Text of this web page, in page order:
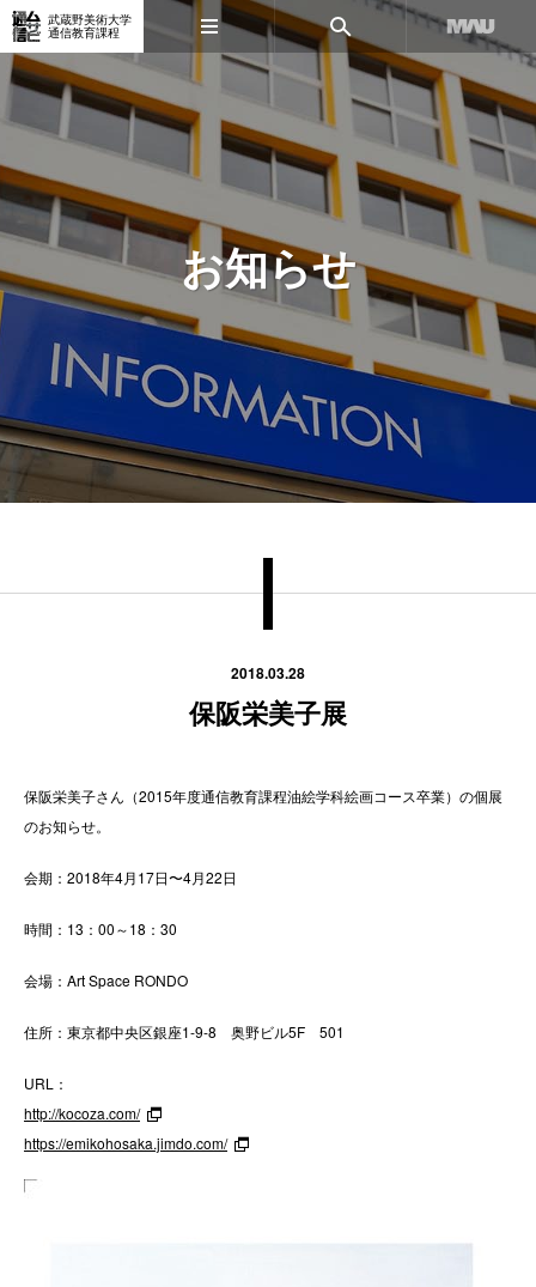
武蔵野美術大学
通信教育課程
お知らせ
2018.03.28
保阪栄美子展
保阪栄美子さん（2015年度通信教育課程油絵学科絵画コース卒業）の個展
のお知らせ。
会期：2018年4月17日〜4月22日
時間：13：00～18：30
会場：Art Space RONDO
住所：東京都中央区銀座1-9-8 奥野ビル5F 501
URL：
http://kocoza.com/
https://emikohosaka.jimdo.com/